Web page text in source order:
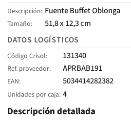
Descripción Fuente Buffet Oblonga
Tamaño
51,8 x 12,3 cm
DATOS LOGÍSTICOS
Código Crisol 131340
Ref. proveedor APRBAB191
EAN 5034414282382
Unidades por caja 4
Descripción detallada